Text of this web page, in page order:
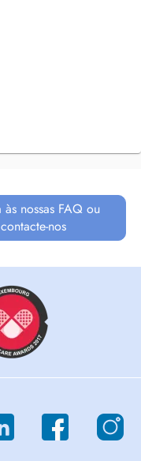
nossas FAQ ou
contacte-nos